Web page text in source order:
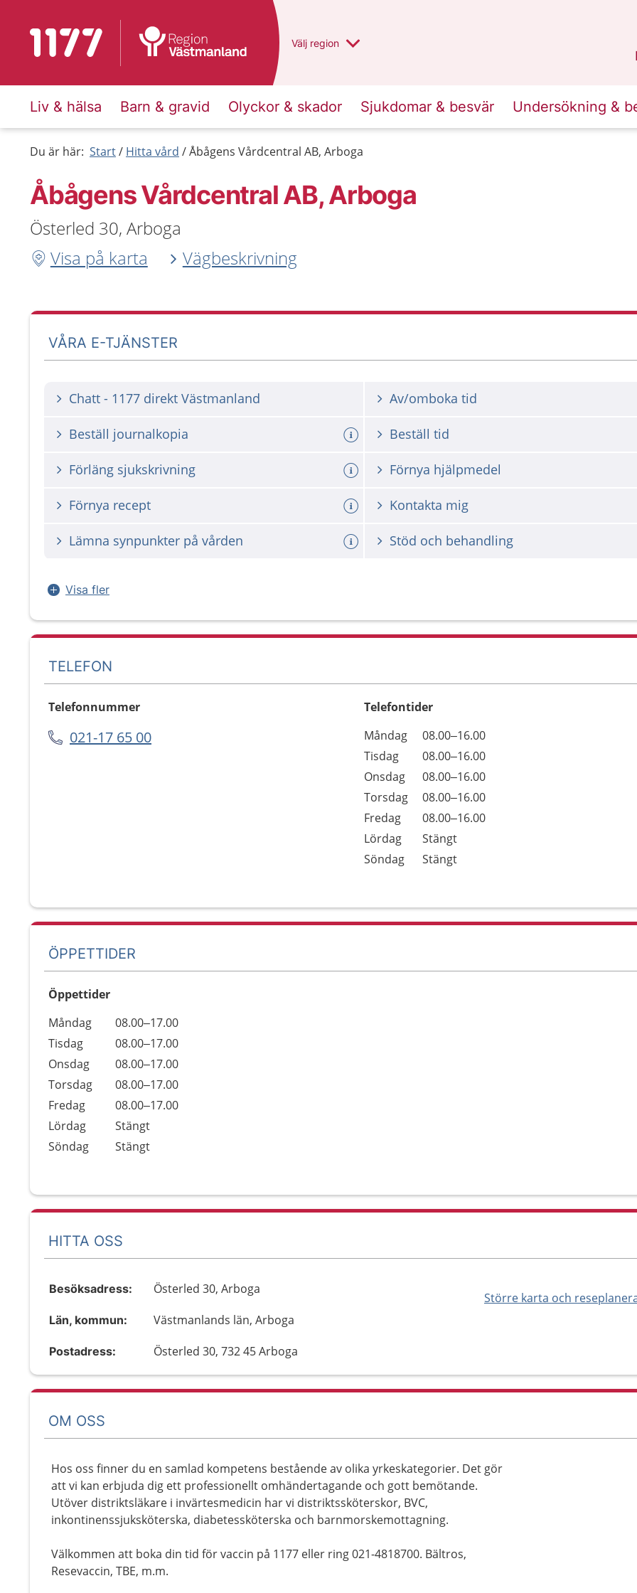
Till startsidan för 1177 Du har valt region
Välj en annan
region
Liv & hälsa Barn & gravid Olyckor & skador Sjukdomar & besvär Undersökning &
Du är här: Start Hitta vård Åbågens Vårdcentral AB, Arboga
Åbågens Vårdcentral AB, Arboga
Österled 30, Arboga
Visa på karta
Vägbeskrivning
VÅRA E-TJÄNSTER
Chatt - 1177 direkt Västmanland Av/omboka tid
Beställ journalkopia Beställ tid
Förläng sjukskrivning Förnya hjälpmedel
Förnya recept Kontakta mig
Lämna synpunkter på vården Stöd och behandling
Visa fler
TELEFON
Telefonnummer
021-17 65 00
Telefontider
Dag
Öppettider
Kommentarer
Måndag
08.00–16.00
Tisdag
08.00–16.00
Onsdag
08.00–16.00
Torsdag
08.00–16.00
Fredag
08.00–16.00
Lördag
Stängt
Söndag
Stängt
ÖPPETTIDER
Öppettider
Dag
Öppettider
Kommentarer
Måndag
08.00–17.00
Tisdag
08.00–17.00
Onsdag
08.00–17.00
Torsdag
08.00–17.00
Fredag
08.00–17.00
Lördag
Stängt
Söndag
Stängt
HITTA OSS
Större karta och
Besöksadress: Österled 30, Arboga
Län, kommun: Västmanlands län, Arboga
Postadress: Österled 30, 732 45 Arboga
OM OSS
Hos oss finner du en samlad kompetens bestående av olika yrkeskategorier. Det gör
att vi kan erbjuda dig ett professionellt omhändertagande och gott bemötande.
Utöver distriktsläkare i invärtesmedicin har vi distriktssköterskor, BVC,
inkontinenssjuksköterska, diabetessköterska och barnmorskemottagning.
Välkommen att boka din tid för vaccin på 1177 eller ring 021-4818700. Bältros,
Resevaccin, TBE, m.m.